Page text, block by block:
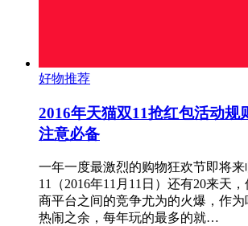
好物推荐
2016年天猫双11抢红包活动规
注意必备
一年一度最激烈的购物狂欢节即将来
11（2016年11月11日）还有20来天
商平台之间的竞争尤为的火爆，作
热闹之余，每年玩的最多的就…